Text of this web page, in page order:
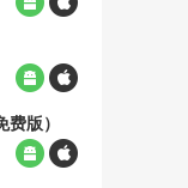
版）